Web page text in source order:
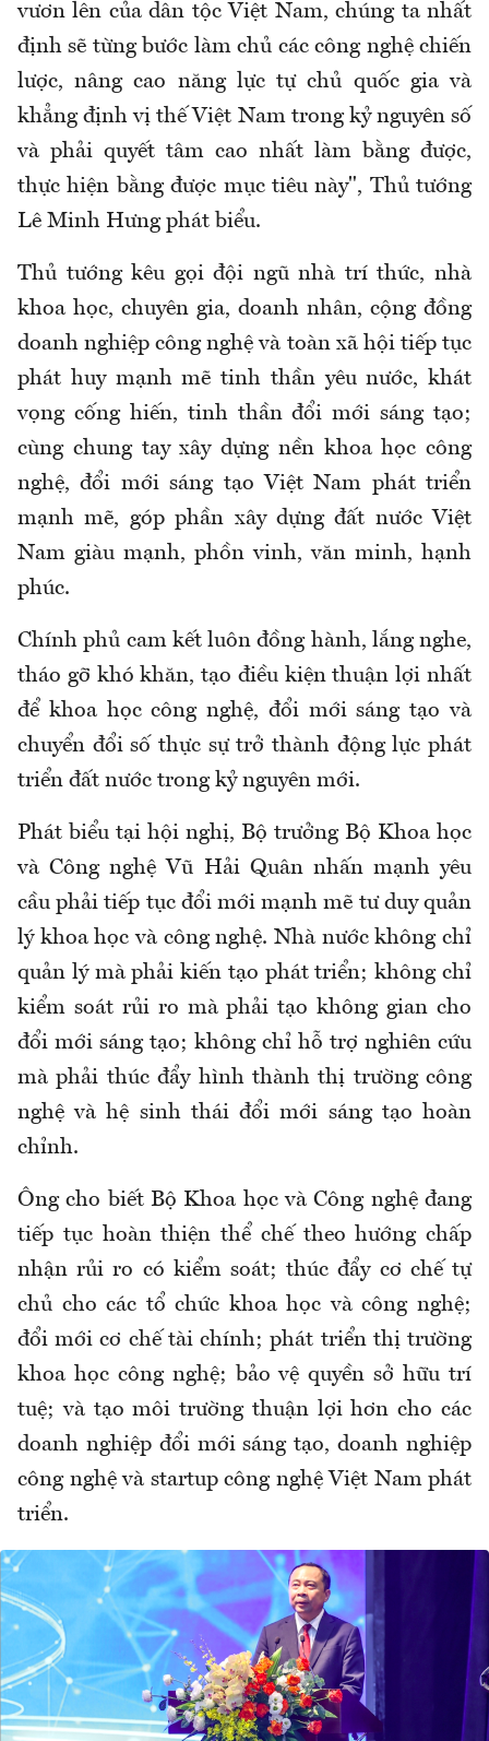
vươn lên của dân tộc Việt Nam, chúng ta nhất
định sẽ từng bước làm chủ các công nghệ chiến
lược, nâng cao năng lực tự chủ quốc gia và
khẳng định vị thế Việt Nam trong kỷ nguyên số
và phải quyết tâm cao nhất làm bằng được,
thực hiện bằng được mục tiêu này", Thủ tướng
Lê Minh Hưng phát biểu.
Thủ tướng kêu gọi đội ngũ nhà trí thức, nhà
khoa học, chuyên gia, doanh nhân, cộng đồng
doanh nghiệp công nghệ và toàn xã hội tiếp tục
phát huy mạnh mẽ tinh thần yêu nước, khát
vọng cống hiến, tinh thần đổi mới sáng tạo;
cùng chung tay xây dựng nền khoa học công
nghệ, đổi mới sáng tạo Việt Nam phát triển
mạnh mẽ, góp phần xây dựng đất nước Việt
Nam giàu mạnh, phồn vinh, văn minh, hạnh
phúc.
Chính phủ cam kết luôn đồng hành, lắng nghe,
tháo gỡ khó khăn, tạo điều kiện thuận lợi nhất
để khoa học công nghệ, đổi mới sáng tạo và
chuyển đổi số thực sự trở thành động lực phát
triển đất nước trong kỷ nguyên mới.
Phát biểu tại hội nghị, Bộ trưởng Bộ Khoa học
và Công nghệ Vũ Hải Quân nhấn mạnh yêu
cầu phải tiếp tục đổi mới mạnh mẽ tư duy quản
lý khoa học và công nghệ. Nhà nước không chỉ
quản lý mà phải kiến tạo phát triển; không chỉ
kiểm soát rủi ro mà phải tạo không gian cho
đổi mới sáng tạo; không chỉ hỗ trợ nghiên cứu
mà phải thúc đẩy hình thành thị trường công
nghệ và hệ sinh thái đổi mới sáng tạo hoàn
chỉnh.
Ông cho biết Bộ Khoa học và Công nghệ đang
tiếp tục hoàn thiện thể chế theo hướng chấp
nhận rủi ro có kiểm soát; thúc đẩy cơ chế tự
chủ cho các tổ chức khoa học và công nghệ;
đổi mới cơ chế tài chính; phát triển thị trường
khoa học công nghệ; bảo vệ quyền sở hữu trí
tuệ; và tạo môi trường thuận lợi hơn cho các
doanh nghiệp đổi mới sáng tạo, doanh nghiệp
công nghệ và startup công nghệ Việt Nam phát
triển.